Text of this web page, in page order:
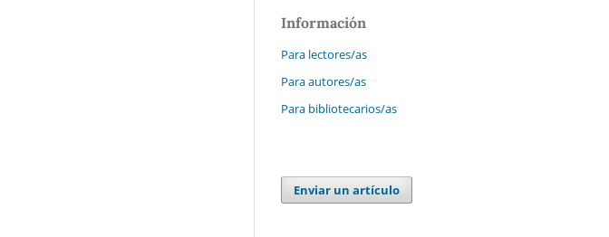
Información
Para lectores/as
Para autores/as
Para bibliotecarios/as
Enviar un artículo